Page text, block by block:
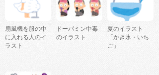
扇風機を服の中
に入れる人のイ
ラスト
ドーパミン中毒
のイラスト
夏のイラスト
「かき氷・いち
ご」